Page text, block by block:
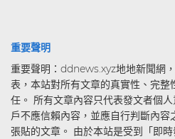
重要聲明
重要聲明：ddnews.xyz地地新聞網
表，本站對所有文章的真實性、完
任。 所有文章內容只代表發文者個
戶不應信賴內容，並應自行判斷內
張貼的文章。 由於本站是受到「即